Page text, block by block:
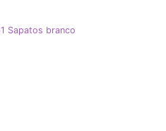
Sapatos branco